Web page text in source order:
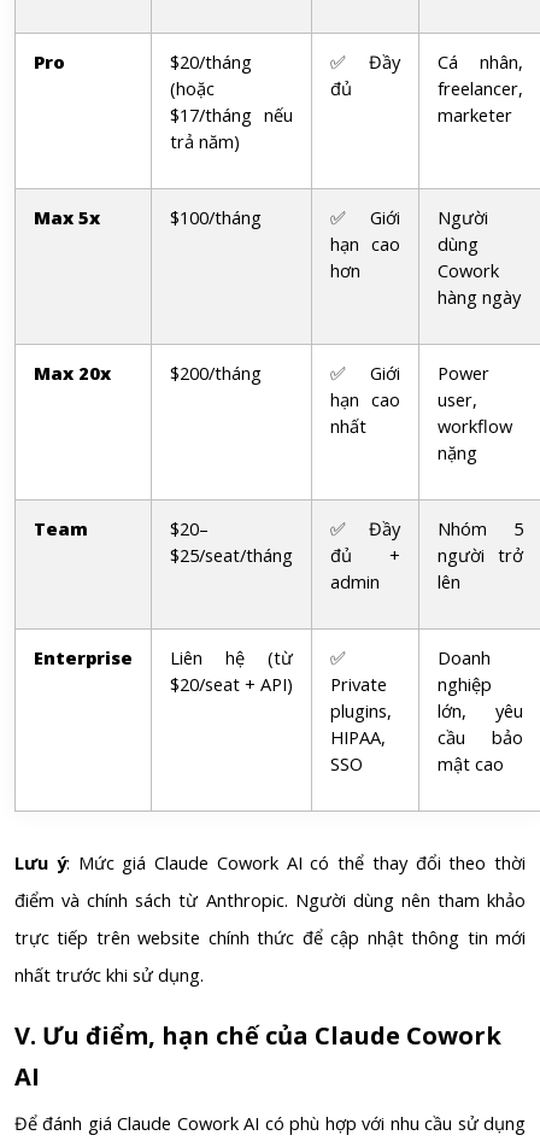
Pro
$20/tháng
(hoặc
$17/tháng nếu
trả năm)
✅ Đầy
đủ
Cá nhân,
freelancer,
marketer
Max 5x $100/tháng
✅ Giới
hạn cao
hơn
Người
dùng
Cowork
hàng ngày
Max 20x $200/tháng
✅ Giới
hạn cao
nhất
Power
user,
workflow
nặng
Team
$20–
$25/seat/tháng
✅ Đầy
đủ +
admin
Nhóm 5
người trở
lên
Enterprise
Liên hệ (từ
$20/seat + API)
✅
Private
plugins,
HIPAA,
SSO
Doanh
nghiệp
lớn, yêu
cầu bảo
mật cao
Lưu ý: Mức giá Claude Cowork AI có thể thay đổi theo thời
điểm và chính sách từ Anthropic. Người dùng nên tham khảo
trực tiếp trên website chính thức để cập nhật thông tin mới
nhất trước khi sử dụng.
V. Ưu điểm, hạn chế của Claude Cowork
AI
Để đánh giá Claude Cowork AI có phù hợp với nhu cầu sử dụng